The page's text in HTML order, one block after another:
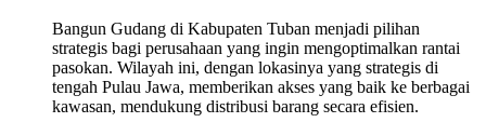
Bangun Gudang di Kabupaten Tuban menjadi pilihan
strategis bagi perusahaan yang ingin mengoptimalkan rantai
pasokan. Wilayah ini, dengan lokasinya yang strategis di
tengah Pulau Jawa, memberikan akses yang baik ke berbagai
kawasan, mendukung distribusi barang secara efisien.